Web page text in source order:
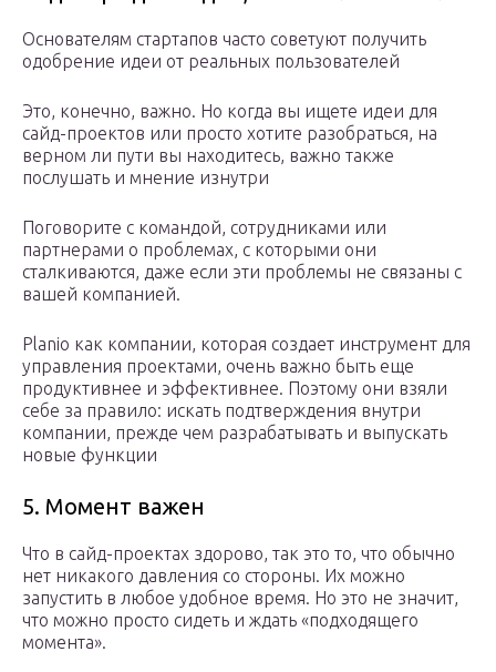
Основателям стартапов часто советуют получить
одобрение идеи от реальных пользователей
Это, конечно, важно. Но когда вы ищете идеи для
сайд-проектов или просто хотите разобраться, на
верном ли пути вы находитесь, важно также
послушать и мнение изнутри
Поговорите с командой, сотрудниками или
партнерами о проблемах, с которыми они
сталкиваются, даже если эти проблемы не связаны с
вашей компанией.
Planio как компании, которая создает инструмент для
управления проектами, очень важно быть еще
продуктивнее и эффективнее. Поэтому они взяли
себе за правило: искать подтверждения внутри
компании, прежде чем разрабатывать и выпускать
новые функции
5. Момент важен
Что в сайд-проектах здорово, так это то, что обычно
нет никакого давления со стороны. Их можно
запустить в любое удобное время. Но это не значит,
что можно просто сидеть и ждать «подходящего
момента».